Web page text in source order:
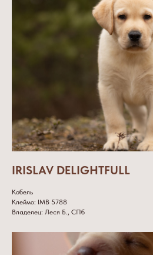
IRISLAV DELIGHTFULL
Кобель
Клеймо: IMB 5788
Владелец: Леся Б., СПб